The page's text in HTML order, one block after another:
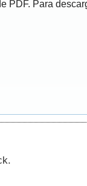
PDF. Para